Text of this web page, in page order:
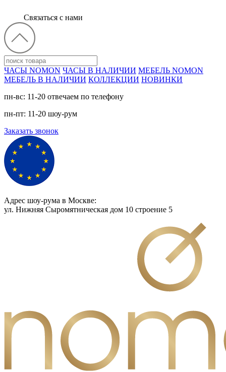
Связаться с нами
ЧАСЫ NOMON ЧАСЫ В НАЛИЧИИ МЕБЕЛЬ NOMON
МЕБЕЛЬ В НАЛИЧИИ КОЛЛЕКЦИИ НОВИНКИ
пн-вс: 11-20 отвечаем по телефону
пн-пт: 11-20 шоу-рум
Заказать звонок
Адрес шоу-рума в Москве:
ул. Нижняя Сыромятническая дом 10 cтроение 5